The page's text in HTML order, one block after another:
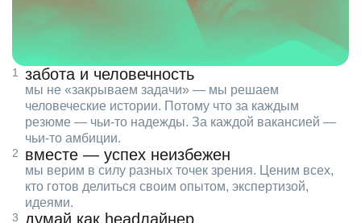
забота и человечность
мы не «закрываем задачи» — мы решаем
человеческие истории. Потому что за каждым
резюме — чьи‑то надежды. За каждой вакансией —
чьи‑то амбиции.
вместе — успех неизбежен
мы верим в силу разных точек зрения. Ценим всех,
кто готов делиться своим опытом, экспертизой,
идеями.
думай как headлайнер